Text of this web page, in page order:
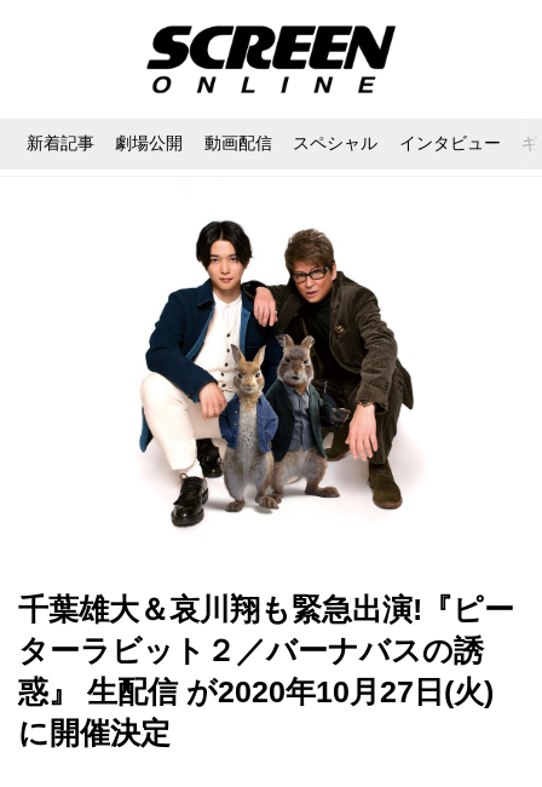
新着記事 劇場公開 動画配信 スペシャル インタビュー
千葉雄大＆哀川翔も緊急出演!『ピー
ターラビット２／バーナバスの誘
惑』 生配信 が2020年10月27日(火)
に開催決定